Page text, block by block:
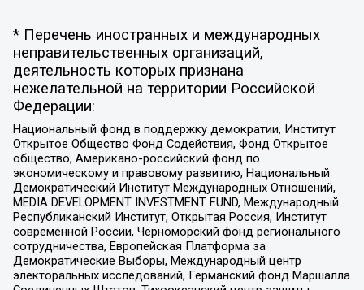
* Перечень иностранных и международных
неправительственных организаций,
деятельность которых признана
нежелательной на территории Российской
Федерации:
Национальный фонд в поддержку демократии, Институт
Открытое Общество Фонд Содействия, Фонд Открытое
общество, Американо-российский фонд по
экономическому и правовому развитию, Национальный
Демократический Институт Международных Отношений,
MEDIA DEVELOPMENT INVESTMENT FUND, Международный
Республиканский Институт, Открытая Россия, Институт
современной России, Черноморский фонд регионального
сотрудничества, Европейская Платформа за
Демократические Выборы, Международный центр
электоральных исследований, Германский фонд Маршалла